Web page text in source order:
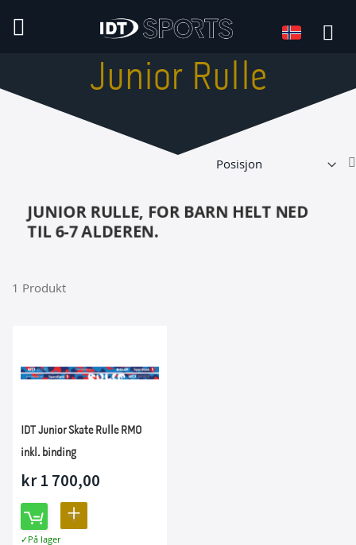
Språk
Språk:
Junior Rulle
JUNIOR RULLE, FOR BARN HELT NED
TIL 6-7 ALDEREN.
1 Produkt
IDT Junior Skate Rulle RM0
inkl. binding
kr 1 700,00
LEGG
På lager